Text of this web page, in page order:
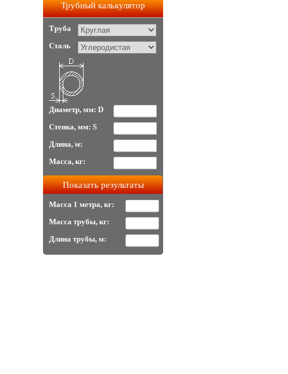
Трубный калькулятор
Труба
Сталь
Диаметр, мм: D
Стенка, мм: S
Длина, м:
Масса, кг:
Масса 1 метра, кг:
Масса трубы, кг:
Длина трубы, м: